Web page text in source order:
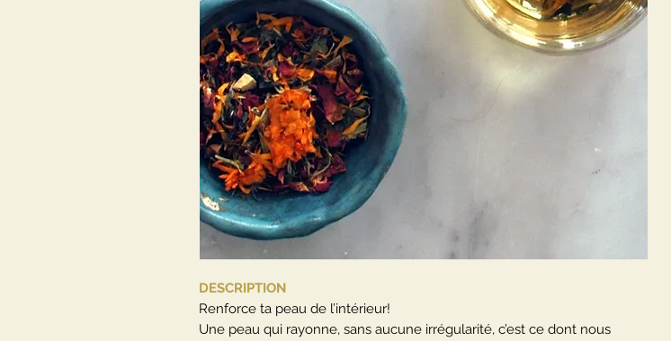
DESCRIPTION
Renforce ta peau de l’intérieur!
Une peau qui rayonne, sans aucune irrégularité, c’est ce dont nous